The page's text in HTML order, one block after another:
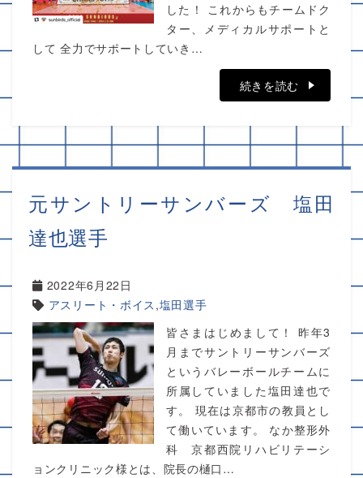
した！ これからもチームドク
ター、メディカルサポートと
して 全力でサポートしていき…
続きを読む
元サントリーサンバーズ 塩田
達也選手
2022年6月22日
アスリート・ボイス ,塩田選手
皆さまはじめまして！ 昨年3
月までサントリーサンバーズ
というバレーボールチームに
所属していました塩田達也で
す。 現在は京都市の教員とし
て働いています。 なか整形外
科 京都西院リハビリテーシ
ョンクリニック様とは、院長の樋口…